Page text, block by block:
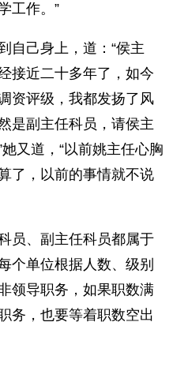
工作。”
自己身上，道：“侯主
接近二十多年了，如今
资评级，我都发扬了风
是副主任科员，请侯主
又道，“以前姚主任心胸
了，以前的事情就不说
员、副主任科员都属于
个单位根据人数、级别
领导职务，如果职数满
务，也要等着职数空出